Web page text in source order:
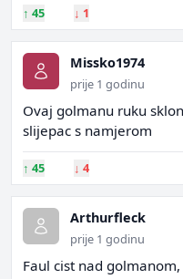
↑ 45 ↓ 1
Missko1974
prije 1 godinu
Ovaj golmanu ruku
slijepac s namjerom
↑ 45 ↓ 4
Arthurfleck
prije 1 godinu
Faul cist nad